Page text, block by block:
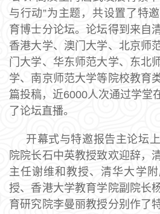
与行动”为主题，共设置了特
育博士分论坛。论坛得到来自
香港大学、澳门大学、北京师
门大学、华东师范大学、东北
学、南京师范大学等院校教育
篇投稿，近6000人次通过学堂
了论坛直播。
开幕式与特邀报告主论坛
院院长石中英教授致欢迎辞，
主任谢维和教授、清华大学
授、香港大学教育学院副院长
育研究院李曼丽教授分别作了